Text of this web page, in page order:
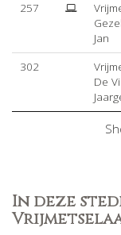
257
Jan
302
De
In deze